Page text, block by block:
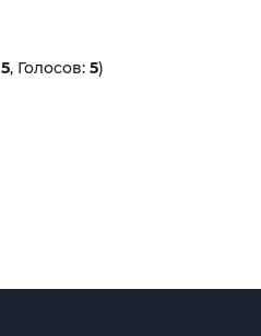
5, Голосов: 5)